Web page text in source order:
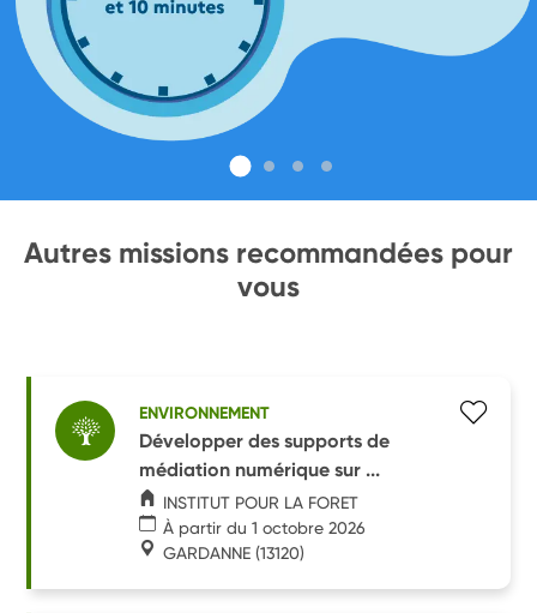
Autres missions recommandées pour
vous
ENVIRONNEMENT
Développer des supports de
médiation numérique sur ...
INSTITUT POUR LA FORET
À partir du 1 octobre 2026
GARDANNE (13120)